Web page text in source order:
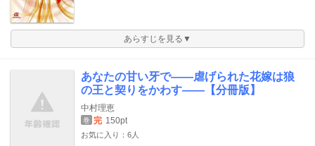
あらすじを見る▼
あなたの甘い牙で――虐げられた花嫁は狼
の王と契りをかわす――【分冊版】
中村理恵
巻 完 150pt
お気に入り：6人